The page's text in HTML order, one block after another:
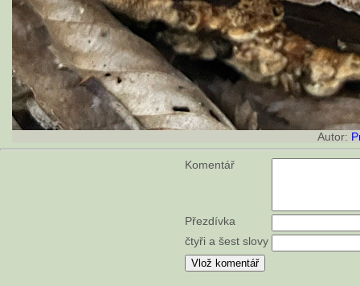
Autor:
Komentář
Přezdívka
čtyři a šest slovy